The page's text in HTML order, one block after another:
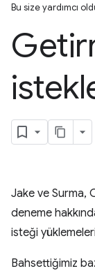
Bu size yardımcı
Jake ve Surma,
deneme
isteği
Bahsettiğimiz